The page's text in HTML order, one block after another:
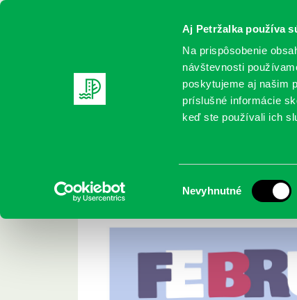
Aj Petržalka používa
Na prispôsobenie
návštevnosti
poskytujeme aj našim
príslušné informácie
keď ste používali ich
súhlasu
Nevyhnutné
REGISTRUJTE SA ONLINE
Február v knižnici